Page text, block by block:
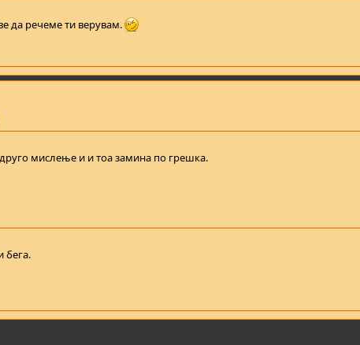
да речеме ти верувам.
мислење и и тоа замина по грешка.
бега.